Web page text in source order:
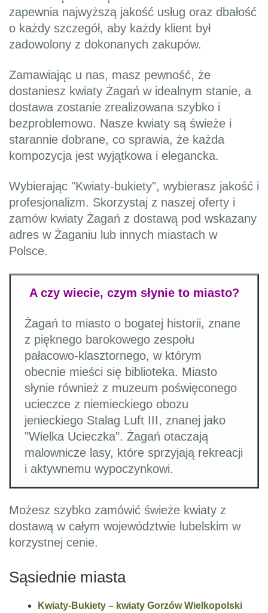
zapewnia najwyższą jakość usług oraz dbałość
o każdy szczegół, aby każdy klient był
zadowolony z dokonanych zakupów.
Zamawiając u nas, masz pewność, że
dostaniesz kwiaty Żagań w idealnym stanie, a
dostawa zostanie zrealizowana szybko i
bezproblemowo. Nasze kwiaty są świeże i
starannie dobrane, co sprawia, że każda
kompozycja jest wyjątkowa i elegancka.
Wybierając "Kwiaty-bukiety", wybierasz jakość i
profesjonalizm. Skorzystaj z naszej oferty i
zamów kwiaty Żagań z dostawą pod wskazany
adres w Żaganiu lub innych miastach w
Polsce.
A czy wiecie, czym słynie to miasto?
Żagań to miasto o bogatej historii, znane
z pięknego barokowego zespołu
pałacowo-klasztornego, w którym
obecnie mieści się biblioteka. Miasto
słynie również z muzeum poświęconego
ucieczce z niemieckiego obozu
jenieckiego Stalag Luft III, znanej jako
"Wielka Ucieczka". Żagań otaczają
malownicze lasy, które sprzyjają rekreacji
i aktywnemu wypoczynkowi.
Możesz szybko zamówić świeże kwiaty z
dostawą w całym województwie lubelskim w
korzystnej cenie.
Sąsiednie miasta
Kwiaty-Bukiety – kwiaty Gorzów Wielkopolski